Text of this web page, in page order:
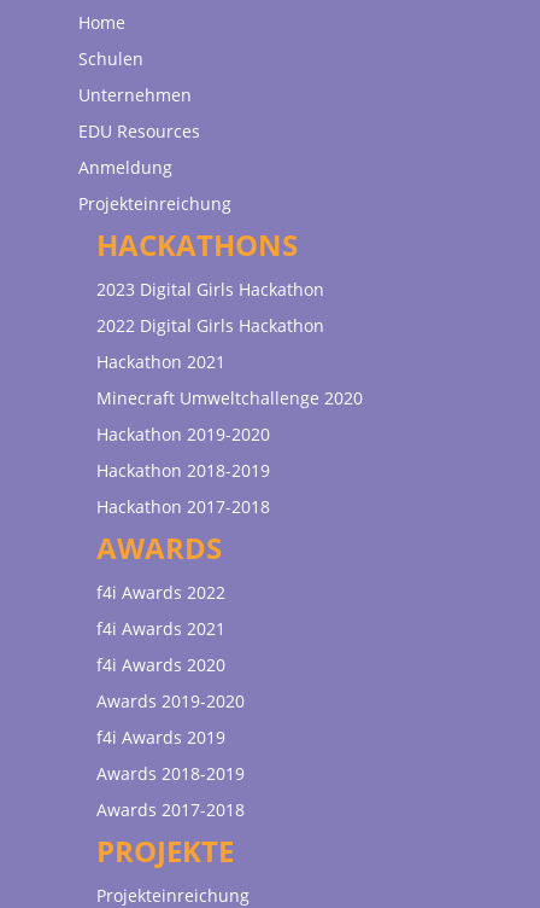
Home
Schulen
Unternehmen
EDU Resources
Anmeldung
Projekteinreichung
HACKATHONS
2023 Digital Girls Hackathon
2022 Digital Girls Hackathon
Hackathon 2021
Minecraft Umweltchallenge 2020
Hackathon 2019-2020
Hackathon 2018-2019
Hackathon 2017-2018
AWARDS
f4i Awards 2022
f4i Awards 2021
f4i Awards 2020
Awards 2019-2020
f4i Awards 2019
Awards 2018-2019
Awards 2017-2018
PROJEKTE
Projekteinreichung